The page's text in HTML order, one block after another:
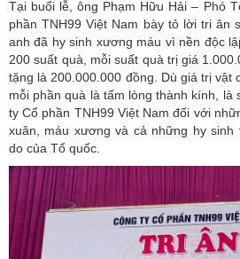
Tại buổi lễ, ông Phạm Hữu Hải – Phó
phần TNH99 Việt Nam bày tỏ lời tri ân
anh đã hy sinh xương máu vì nền độc
200 suất quà, mỗi suất quà trị giá
tặng là 200.000.000 đồng. Dù giá trị vật
mỗi phần quà là tấm lòng thành kính, là
ty Cổ phần TNH99 Việt Nam đối với
xuân, máu xương và cả những hy
do của Tổ quốc.